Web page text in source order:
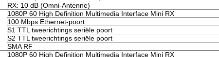
RX: 10 dB (Omni-Antenne)
1080P 60 High Definition Multimedia Interface Mini RX
100 Mbps Ethernet-poort
S1 TTL tweerichtings seriële poort
S2 TTL tweerichtings seriële poort
SMA RF
1080P 60 High Definition Multimedia Interface Mini RX